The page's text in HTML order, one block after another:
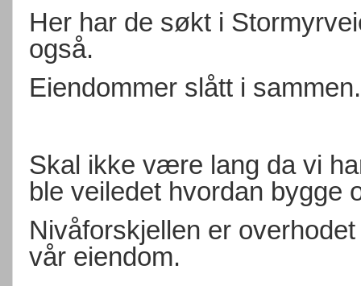
Her har de søkt i
også.
Eiendommer slått i sammen.
Skal ikke være lang da vi
ble veiledet hvordan bygge
Nivåforskjellen er
vår eiendom.